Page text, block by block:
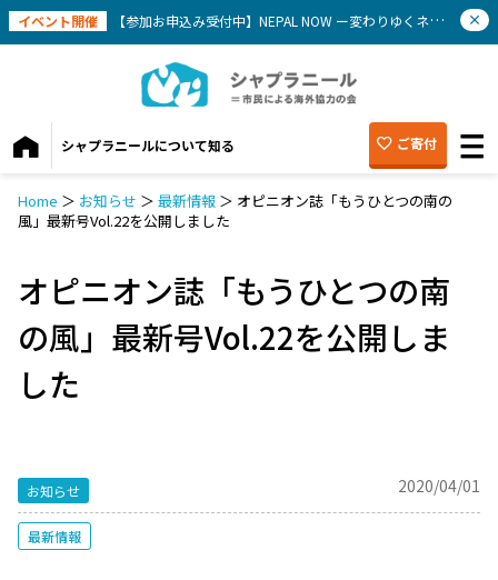
イベント開催 【参加お申込み受付中】NEPAL NOW ー変わりゆくネパールを知ろう(9/12）
シャプラニールについて知る ご寄付
Home ＞ お知らせ ＞ 最新情報 ＞ オピニオン誌「もうひとつの南の
風」最新号Vol.22を公開しました
オピニオン誌「もうひとつの南
の風」最新号Vol.22を公開しま
した
お知らせ 2020/04/01
最新情報